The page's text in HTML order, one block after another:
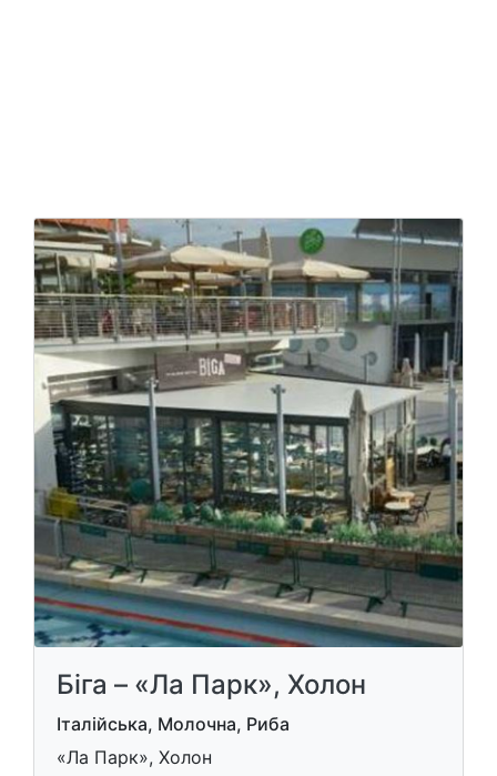
Біга – «Ла Парк», Холон
Італійська, Молочна, Риба
«Ла Парк», Холон